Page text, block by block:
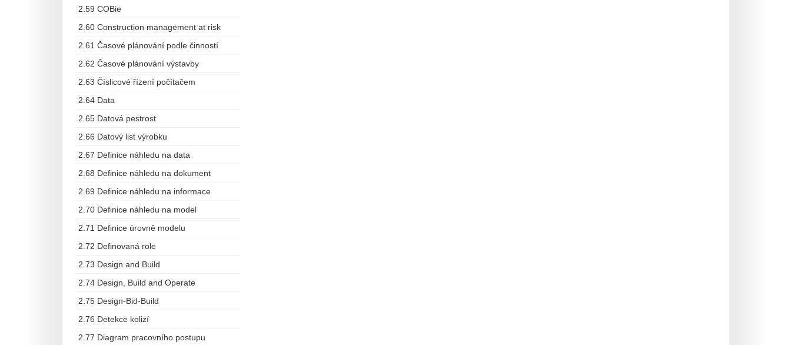
2.59 COBie
2.60 Construction management at risk
2.61 Časové plánování podle činností
2.62 Časové plánování výstavby
2.63 Číslicové řízení počítačem
2.64 Data
2.65 Datová pestrost
2.66 Datový list výrobku
2.67 Definice náhledu na data
2.68 Definice náhledu na dokument
2.69 Definice náhledu na informace
2.70 Definice náhledu na model
2.71 Definice úrovně modelu
2.72 Definovaná role
2.73 Design and Build
2.74 Design, Build and Operate
2.75 Design-Bid-Build
2.76 Detekce kolizí
2.77 Diagram pracovního postupu